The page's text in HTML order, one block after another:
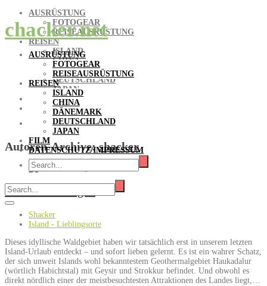
chacker.net
AUSRÜSTUNG
FOTOGEAR
REISEAUSRÜSTUNG
REISEN
ISLAND
CHINA
DÄNEMARK
DEUTSCHLAND
JAPAN
FILM
DATENSCHUTZ/IMPRESSUM
AUSRÜSTUNG
FOTOGEAR
REISEAUSRÜSTUNG
REISEN
ISLAND
CHINA
DÄNEMARK
DEUTSCHLAND
JAPAN
FILM
DATENSCHUTZ/IMPRESSUM
Autoren-Archive:shacker
Haukadalsskógur
Shacker
Island - Lieblingsorte
Dieses idyllische Waldgebiet haben wir tatsächlich erst in unserem letzten
Island-Urlaub entdeckt – und sofort lieben gelernt. Es ist ein wahrer Schatz,
der sich unweit Islands wohl bekanntestem Geothermalgebiet Haukadalur
(wörtlich Habichtstal) mit Geysir und Strokkur befindet. Und obwohl es
direkt nördlich einer der meistbesuchtesten Attraktionen des Landes liegt,…